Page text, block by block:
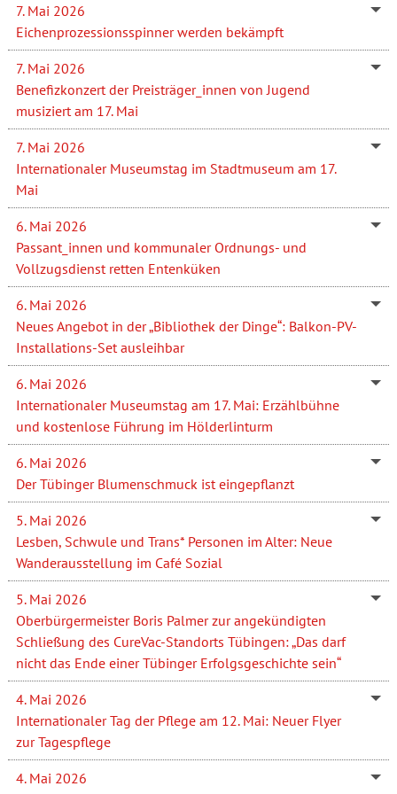
7. Mai 2026
Eichenprozessionsspinner werden bekämpft
7. Mai 2026
Benefizkonzert der Preisträger_innen von Jugend
musiziert am 17. Mai
7. Mai 2026
Internationaler Museumstag im Stadtmuseum am 17.
Mai
6. Mai 2026
Passant_innen und kommunaler Ordnungs- und
Vollzugsdienst retten Entenküken
6. Mai 2026
Neues Angebot in der „Bibliothek der Dinge“: Balkon-PV-
Installations-Set ausleihbar
6. Mai 2026
Internationaler Museumstag am 17. Mai: Erzählbühne
und kostenlose Führung im Hölderlinturm
6. Mai 2026
Der Tübinger Blumenschmuck ist eingepflanzt
5. Mai 2026
Lesben, Schwule und Trans* Personen im Alter: Neue
Wanderausstellung im Café Sozial
5. Mai 2026
Oberbürgermeister Boris Palmer zur angekündigten
Schließung des CureVac-Standorts Tübingen: „Das darf
nicht das Ende einer Tübinger Erfolgsgeschichte sein“
4. Mai 2026
Internationaler Tag der Pflege am 12. Mai: Neuer Flyer
zur Tagespflege
4. Mai 2026